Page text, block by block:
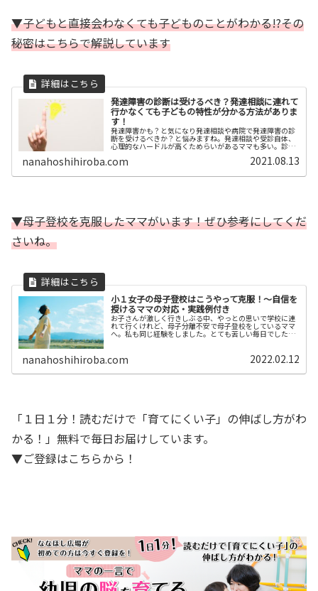
▼子どもと直接会わなくても子どものことがわかる!?その
秘密はこちらで解説しています
発達障害の診断は受けるべき？発達相談に連れて
行かなくても子どもの特性が分かる方法がありま
す！
発達障害かも？と気になり発達相談や病院で発達障害の診
断を受けるべきか？と悩みますね。発達相談や受診自体、
心理的なハードルが高くためらいがあるママも多い。診断
を受けに行く時は子どもも行くのが常識ですが、本人不在
でも発達特性が分かる方法があります。
nanahoshihiroba.com 2021.08.13
▼母子登校を克服したママがいます！ぜひ参考にしてくだ
さいね。
小１女子の母子登校はこうやって克服！〜自信を
授けるママの対応・実践例付き
お子さんが激しく行きしぶる中、やっとの思いで学校に連
れて行くけれど、母子分離不安で母子登校をしているママ
へ。私も同じ経験をしました。とても苦しい毎日でした
nanahoshihiroba.com 2022.02.12
「１日１分！読むだけで「育てにくい子」の伸ばし方がわ
かる！」無料で毎日お届けしています。
▼ご登録はこちらから！